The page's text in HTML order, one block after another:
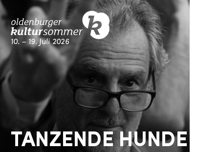
Skip
to
content
Kultursommer Oldenburg
10. – 19. Juli 2026
TANZENDE HUNDE